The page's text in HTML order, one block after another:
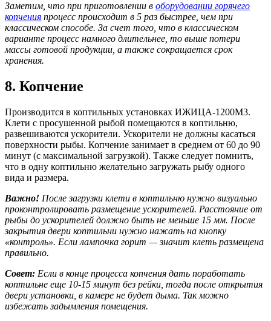
Заметим, что при приготовлении в оборудовании горячего
копчения процесс происходит в 5 раз быстрее, чем при
классическом способе. За счет того, что в классическом
варианте процесс намного длительнее, то выше потери
массы готовой продукции, а также сокращается срок
хранения.
8. Копчение
Производится в коптильных установках ИЖИЦА-1200М3.
Клети с просушенной рыбой помещаются в коптильню,
развешиваются ускорители. Ускорители не должны касаться
поверхности рыбы. Копчение занимает в среднем от 60 до 90
минут (с максимальной загрузкой). Также следует помнить,
что в одну коптильню желательно загружать рыбу одного
вида и размера.
Важно! После загрузки клети в коптильню нужно визуально
проконтролировать размещение ускорителей. Расстояние от
рыбы до ускорителей должно быть не меньше 15 мм. После
закрытия двери коптильни нужно нажать на кнопку
«контроль». Если лампочка горит — значит клеть размещена
правильно.
Совет: Если в конце процесса копчения дать поработать
коптильне еще 10-15 минут без рейки, тогда после открытия
двери установки, в камере не будет дыма. Так можно
избежать задымления помещения.